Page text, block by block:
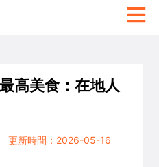
高美食：在地人
更新時間：2026-05-16